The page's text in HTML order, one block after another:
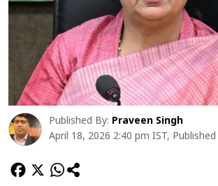
Published By: Praveen Singh
April 18, 2026 2:40 pm IST,